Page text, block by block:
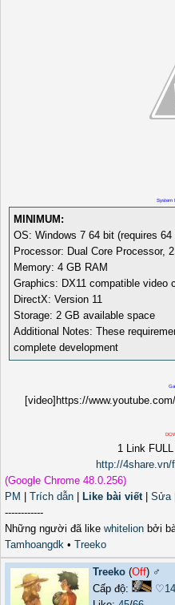
System
MINIMUM:
OS: Windows 7 64 bit (requires 64
Processor: Dual Core Processor,
Memory: 4 GB RAM
Graphics: DX11 compatible video
DirectX: Version 11
Storage: 2 GB available space
Additional Notes: These
complete development
[video]https://
1 Link
http://
(Google Chrome 48.0.256)
PM
Trích dẫn Like bài viết| Sửa|
------------
Những người đã like whitelion bởi
Tamhoangdk • Treeko
Treeko(Off) ♂️
Cấp độ: